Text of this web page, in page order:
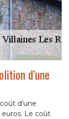
d’une
d’une
Le coût